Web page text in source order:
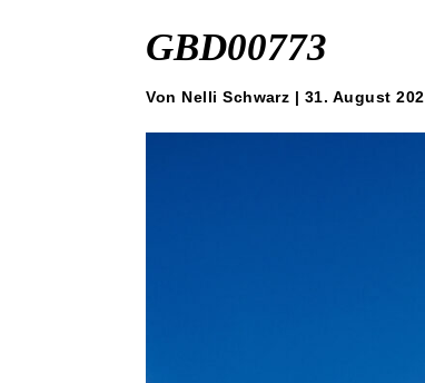
GBD00773
Von Nelli Schwarz | 31. August